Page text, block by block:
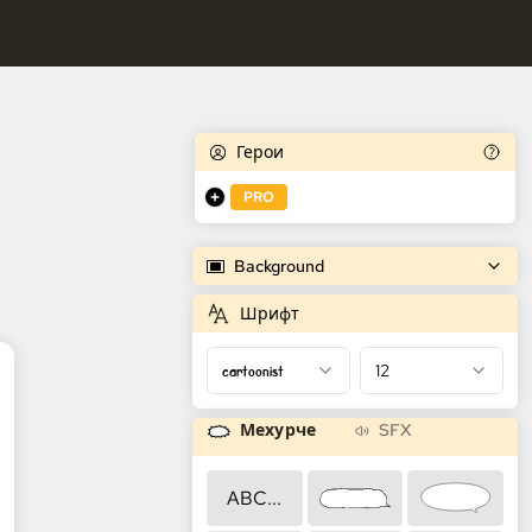
Герои
PRO
Background
Шрифт
cartoonist 12
Мехурче SFX
ABC...